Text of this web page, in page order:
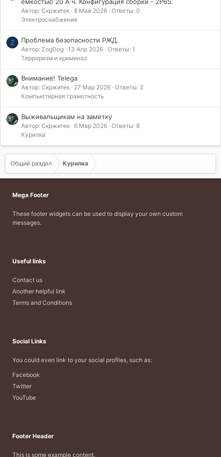
Автор: Скржитек 8 Май 2026 Ответы: 0
Электроснабжение
Z Проблема безопасности РЖД.
Автор: ZogDog 13 Апр 2026 Ответы: 1
Терроризм и криминал
Внимание! Telega
Автор: Скржитек 27 Мар 2026 Ответы: 3
Компьютерная грамотность
Выживальщикам на заметку
Автор: Скржитек 6 Мар 2026 Ответы: 8
Курилка
Общий раздел Курилка
Mega Footer
These footer widgets can be used to display your own custom
messages.
Useful links
Contact us
Another helpful link
Terms and Conditions
Social Links
You could even link to your social profiles, such as:
Facebook
Twitter
YouTube
Footer Header
This is some example content.